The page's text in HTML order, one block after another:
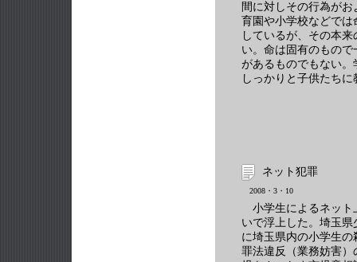
間に対しその行為が
育園や小学校などで
しているが、その本
い。命は固有のもの
があるものでもない
しっかりと子供たち
ネット犯罪
2008・3・10
小学生によるネット
いで浮上した。埼玉
に埼玉県内の小学生
罪法違反（業務妨害